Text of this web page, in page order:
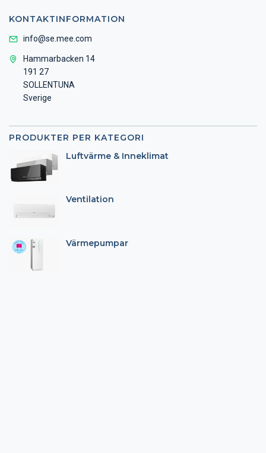
KONTAKTINFORMATION
info@se.mee.com
Hammarbacken 14
191 27
SOLLENTUNA
Sverige
PRODUKTER PER KATEGORI
Luftvärme & Inneklimat
Ventilation
Värmepumpar